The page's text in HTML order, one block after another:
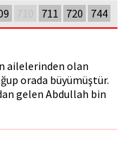
711 720 744
ailelerinden olan
orada büyümüştür.
gelen Abdullah bin